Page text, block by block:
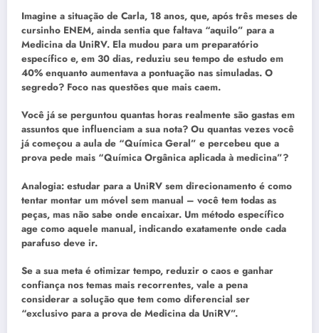
Imagine a situação de Carla, 18 anos, que, após três meses de
cursinho ENEM, ainda sentia que faltava “aquilo” para a
Medicina da UniRV. Ela mudou para um preparatório
específico e, em 30 dias, reduziu seu tempo de estudo em
40% enquanto aumentava a pontuação nas simuladas. O
segredo? Foco nas questões que mais caem.
Você já se perguntou quantas horas realmente são gastas em
assuntos que influenciam a sua nota? Ou quantas vezes você
já começou a aula de “Química Geral” e percebeu que a
prova pede mais “Química Orgânica aplicada à medicina”?
Analogia: estudar para a UniRV sem direcionamento é como
tentar montar um móvel sem manual – você tem todas as
peças, mas não sabe onde encaixar. Um método específico
age como aquele manual, indicando exatamente onde cada
parafuso deve ir.
Se a sua meta é otimizar tempo, reduzir o caos e ganhar
confiança nos temas mais recorrentes, vale a pena
considerar a solução que tem como diferencial ser
“exclusivo para a prova de Medicina da UniRV”.